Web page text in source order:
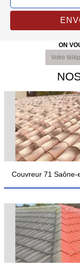
ON
Couvreur 71 Saône-